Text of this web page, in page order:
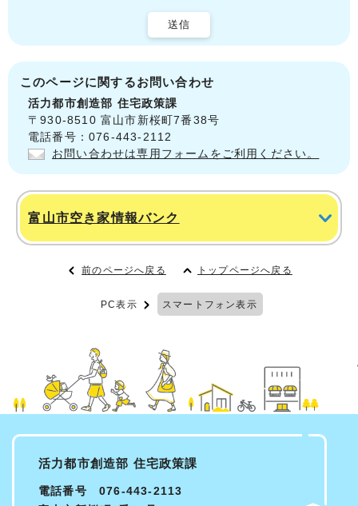
送信
このページに関するお問い合わせ
活力都市創造部 住宅政策課
〒930-8510 富山市新桜町7番38号
電話番号：076-443-2112
お問い合わせは専用フォームをご利用ください。
富山市空き家情報バンク
前のページへ戻る トップページへ戻る
PC表示 スマートフォン表示
活力都市創造部 住宅政策課
電話番号 076-443-2113